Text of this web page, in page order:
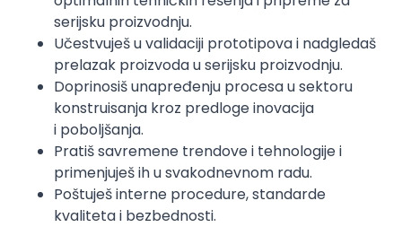
serijsku proizvodnju.
Učestvuješ u validaciji prototipova i nadgledaš
prelazak proizvoda u serijsku proizvodnju.
Doprinosiš unapređenju procesa u sektoru
konstruisanja kroz predloge inovacija
i poboljšanja.
Pratiš savremene trendove i tehnologije i
primenjuješ ih u svakodnevnom radu.
Poštuješ interne procedure, standarde
kvaliteta i bezbednosti.